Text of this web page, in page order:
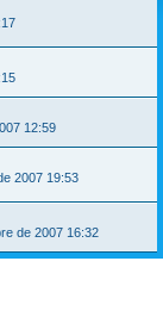
12:59
2007 19:53
de 2007 16:32